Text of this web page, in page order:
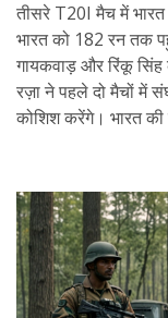
तीसरे T20I मैच में भारत
भारत को 182 रन तक
गायकवाड़ और रिंकू सिंह
रज़ा ने पहले दो मैचों में
कोशिश करेंगे। भारत की